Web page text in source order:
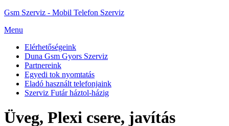
Gsm Szerviz - Mobil Telefon Szerviz
Menu
Elérhetőségeink
Duna Gsm Gyors Szerviz
Partnereink
Egyedi tok nyomtatás
Eladó használt telefonjaink
Szerviz Futár háztol-házig
Üveg, Plexi csere, javítás